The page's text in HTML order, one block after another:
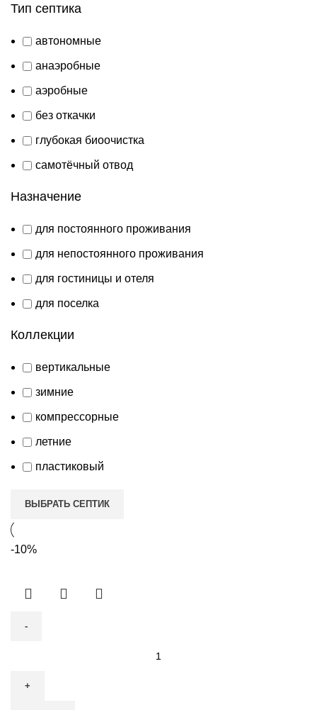
Тип септика
автономные
анаэробные
аэробные
без откачки
глубокая биоочистка
самотёчный отвод
Назначение
для постоянного проживания
для непостоянного проживания
для гостиницы и отеля
для поселка
Коллекции
вертикальные
зимние
компрессорные
летние
пластиковый
ВЫБРАТЬ СЕПТИК
-10%
Септик